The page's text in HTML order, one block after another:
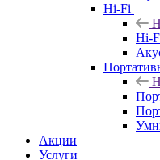
Hi-Fi
Hi-
Акции
Услуги